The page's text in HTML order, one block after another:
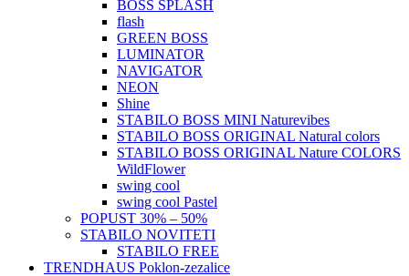
BOSS SPLASH
flash
GREEN BOSS
LUMINATOR
NAVIGATOR
NEON
Shine
STABILO BOSS MINI Naturevibes
STABILO BOSS ORIGINAL Natural colors
STABILO BOSS ORIGINAL Nature COLORS
WildFlower
swing cool
swing cool Pastel
POPUST 30% – 50%
STABILO NOVITETI
STABILO FREE
TRENDHAUS Poklon-zezalice